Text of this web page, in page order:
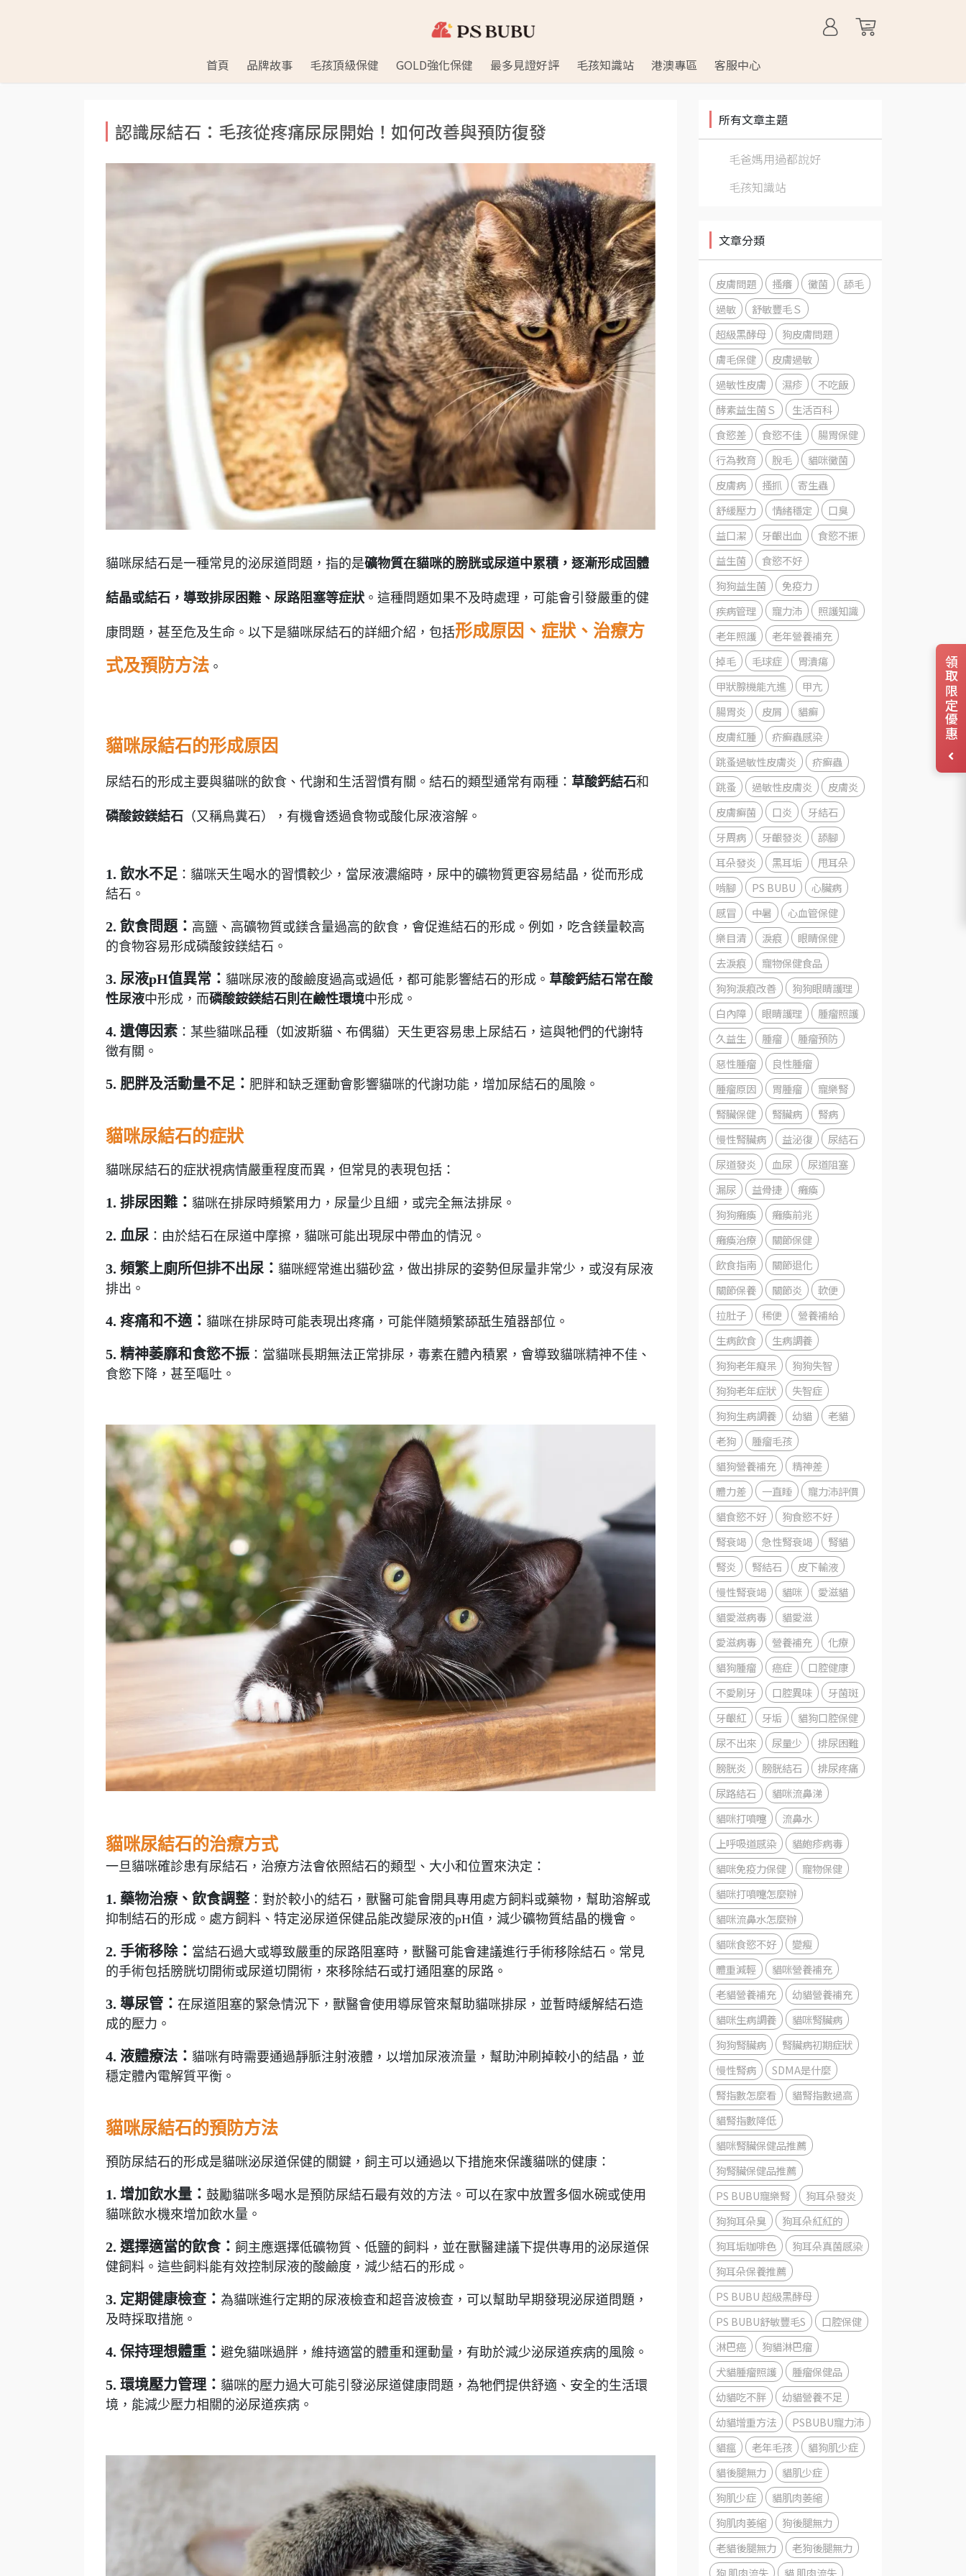
首頁 品牌故事 毛孩頂級保健 GOLD強化保健 最多見證好評 毛孩知識站 港澳專區 客服中心
認識尿結石：毛孩從疼痛尿尿開始！如何改善與預防復發
貓咪尿結石是一種常見的泌尿道問題，指的是礦物質在貓咪的膀胱或尿道中累積，逐漸形成固體
結晶或結石，導致排尿困難、尿路阻塞等症狀 。這種問題如果不及時處理，可能會引發嚴重的健
康問題，甚至危及生命。以下是貓咪尿結石的詳細介紹，包括形成原因、症狀、治療方
式及預防方法 。
貓咪尿結石的形成原因
尿結石的形成主要與貓咪的飲食、代謝和生活習慣有關。結石的類型通常有兩種： 草酸鈣結石和
磷酸銨鎂結石 （又稱鳥糞石），有機會透過食物或酸化尿液溶解。
1. 飲水不足：貓咪天生喝水的習慣較少，當尿液濃縮時，尿中的礦物質更容易結晶，從而形成
結石。
2. 飲食問題： 高鹽、高礦物質或鎂含量過高的飲食，會促進結石的形成。例如，吃含鎂量較高
的食物容易形成磷酸銨鎂結石。
3. 尿液pH值異常： 貓咪尿液的酸鹼度過高或過低，都可能影響結石的形成。 草酸鈣結石常在酸
性尿液中形成，而磷酸銨鎂結石則在鹼性環境中形成。
4. 遺傳因素 ：某些貓咪品種（如波斯貓、布偶貓）天生更容易患上尿結石，這與牠們的代謝特
徵有關。
5. 肥胖及活動量不足： 肥胖和缺乏運動會影響貓咪的代謝功能，增加尿結石的風險。
貓咪尿結石的症狀
貓咪尿結石的症狀視病情嚴重程度而異，但常見的表現包括：
1. 排尿困難： 貓咪在排尿時頻繁用力，尿量少且細，或完全無法排尿。
2. 血尿 ：由於結石在尿道中摩擦，貓咪可能出現尿中帶血的情況。
3. 頻繁上廁所但排不出尿： 貓咪經常進出貓砂盆，做出排尿的姿勢但尿量非常少，或沒有尿液
排出。
4. 疼痛和不適： 貓咪在排尿時可能表現出疼痛，可能伴隨頻繁舔舐生殖器部位。
5. 精神萎靡和食慾不振：當貓咪長期無法正常排尿，毒素在體內積累，會導致貓咪精神不佳、
食慾下降，甚至嘔吐。
貓咪尿結石的治療方式
一旦貓咪確診患有尿結石，治療方法會依照結石的類型、大小和位置來決定：
1. 藥物治療、飲食調整：對於較小的結石，獸醫可能會開具專用處方飼料或藥物，幫助溶解或
抑制結石的形成。處方飼料、特定泌尿道保健品能改變尿液的pH值，減少礦物質結晶的機會。
2. 手術移除： 當結石過大或導致嚴重的尿路阻塞時，獸醫可能會建議進行手術移除結石。常見
的手術包括膀胱切開術或尿道切開術，來移除結石或打通阻塞的尿路。
3. 導尿管： 在尿道阻塞的緊急情況下，獸醫會使用導尿管來幫助貓咪排尿，並暫時緩解結石造
成的壓力。
4. 液體療法： 貓咪有時需要通過靜脈注射液體，以增加尿液流量，幫助沖刷掉較小的結晶，並
穩定體內電解質平衡。
貓咪尿結石的預防方法
預防尿結石的形成是貓咪泌尿道保健的關鍵，飼主可以通過以下措施來保護貓咪的健康：
1. 增加飲水量： 鼓勵貓咪多喝水是預防尿結石最有效的方法。可以在家中放置多個水碗或使用
貓咪飲水機來增加飲水量。
2. 選擇適當的飲食： 飼主應選擇低礦物質、低鹽的飼料，並在獸醫建議下提供專用的泌尿道保
健飼料。這些飼料能有效控制尿液的酸鹼度，減少結石的形成。
3. 定期健康檢查： 為貓咪進行定期的尿液檢查和超音波檢查，可以幫助早期發現泌尿道問題，
及時採取措施。
4. 保持理想體重： 避免貓咪過胖，維持適當的體重和運動量，有助於減少泌尿道疾病的風險。
5. 環境壓力管理： 貓咪的壓力過大可能引發泌尿道健康問題，為牠們提供舒適、安全的生活環
境，能減少壓力相關的泌尿道疾病。
所有文章主題
毛爸媽用過都說好
毛孩知識站
文章分類
皮膚問題 搔癢 黴菌
舔毛
過敏
舒敏豐毛Ｓ
超級黑酵母
狗皮膚問題
膚毛保健
皮膚過敏
過敏性皮膚
濕疹
不吃飯
酵素益生菌Ｓ
生活百科
食慾差
食慾不佳
腸胃保健
行為教育
脫毛
貓咪黴菌
皮膚病
搔抓
寄生蟲
舒緩壓力
情緒穩定
口臭
益口潔
牙齦出血
食慾不振
益生菌
食慾不好
狗狗益生菌
免疫力
疾病管理
寵力沛
照護知識
老年照護
老年營養補充
掉毛
毛球症
胃潰瘍
甲狀腺機能亢進
甲亢
腸胃炎
皮屑
貓癬
皮膚紅腫
疥癬蟲感染
跳蚤過敏性皮膚炎
疥癬蟲
跳蚤
過敏性皮膚炎
皮膚炎
皮膚癬菌
口炎
牙結石
牙周病
牙齦發炎
舔腳
耳朵發炎
黑耳垢
甩耳朵
啃腳
PS BUBU
心臟病
感冒
中暑
心血管保健
樂目清
淚痕
眼睛保健
去淚痕
寵物保健食品
狗狗淚痕改善
狗狗眼睛護理
白內障
眼睛護理
腫瘤照護
久益生
腫瘤
腫瘤預防
惡性腫瘤
良性腫瘤
腫瘤原因
胃腫瘤
寵樂腎
腎臟保健
腎臟病
腎病
慢性腎臟病
益泌復
尿結石
尿道發炎
血尿
尿道阻塞
漏尿
益骨捷
癱瘓
狗狗癱瘓
癱瘓前兆
癱瘓治療
關節保健
飲食指南
關節退化
關節保養
關節炎
軟便
拉肚子
稀便
營養補給
生病飲食
生病調養
狗狗老年癡呆
狗狗失智
狗狗老年症狀
失智症
狗狗生病調養
幼貓
老貓
老狗
腫瘤毛孩
貓狗營養補充
精神差
體力差
一直睡
寵力沛評價
貓食慾不好
狗食慾不好
腎衰竭
急性腎衰竭
腎貓
腎炎
腎結石
皮下輸液
慢性腎衰竭
貓咪
愛滋貓
貓愛滋病毒
貓愛滋
愛滋病毒
營養補充
化療
貓狗腫瘤
癌症
口腔健康
不愛刷牙
口腔異味
牙菌斑
牙齦紅
牙垢
貓狗口腔保健
尿不出來
尿量少
排尿困難
膀胱炎
膀胱結石
排尿疼痛
尿路結石
貓咪流鼻涕
貓咪打噴嚏
流鼻水
上呼吸道感染
貓皰疹病毒
貓咪免疫力保健
寵物保健
貓咪打噴嚏怎麼辦
貓咪流鼻水怎麼辦
貓咪食慾不好
變瘦
體重減輕
貓咪營養補充
老貓營養補充
幼貓營養補充
貓咪生病調養
貓咪腎臟病
狗狗腎臟病
腎臟病初期症狀
慢性腎病
SDMA是什麼
腎指數怎麼看
貓腎指數過高
貓腎指數降低
貓咪腎臟保健品推薦
狗腎臟保健品推薦
PS BUBU寵樂腎
狗耳朵發炎
狗狗耳朵臭
狗耳朵紅紅的
狗耳垢咖啡色
狗耳朵真菌感染
狗耳朵保養推薦
PS BUBU 超級黑酵母
PS BUBU舒敏豐毛S
口腔保健
淋巴癌
狗貓淋巴瘤
犬貓腫瘤照護
腫瘤保健品
幼貓吃不胖
幼貓營養不足
幼貓增重方法
PSBUBU寵力沛
貓瘟
老年毛孩
貓狗肌少症
貓後腿無力
貓肌少症
狗肌少症
貓肌肉萎縮
狗肌肉萎縮
狗後腿無力
老貓後腿無力
老狗後腿無力
狗 肌肉流失
貓 肌肉流失
領取限定優惠